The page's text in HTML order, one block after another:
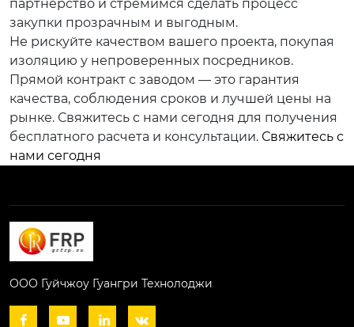
партнерство и стремимся сделать процесс
закупки прозрачным и выгодным.
Не рискуйте качеством вашего проекта, покупая
изоляцию у непроверенных посредников.
Прямой контракт с заводом — это гарантия
качества, соблюдения сроков и лучшей цены на
рынке. Свяжитесь с нами сегодня для получения
бесплатного расчета и консультации. Свяжитесь с
нами сегодня
ООО Гуйчжоу Гуангри Технолоджи
   